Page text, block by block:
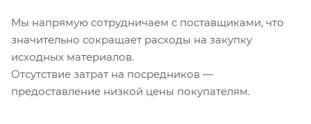
Мы напрямую сотрудничаем с поставщиками, что
значительно сокращает расходы на закупку
исходных материалов.
Отсутствие затрат на посредников —
предоставление низкой цены покупателям.